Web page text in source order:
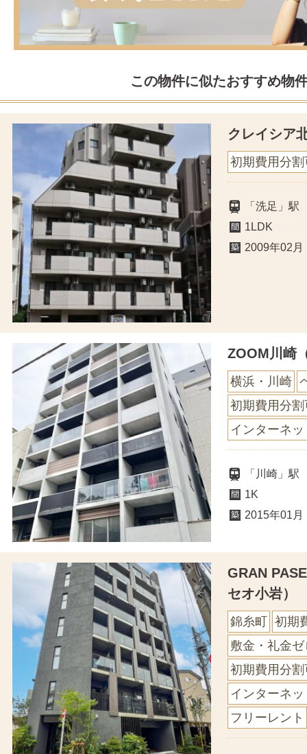
この物件に似たおすすめ物
クレイシア
初期費用分割
「洗足」
1LDK
2009年02月
ZOOM川崎
横浜・川崎
初期費用分割
インターネ
「川崎」
1K
2015年01月
GRAN
セオ小岩）
錦糸町
初期
敷金・礼金ゼ
初期費用分割
インターネ
フリーレント